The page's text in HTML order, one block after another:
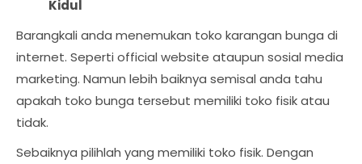
Kidul
Barangkali anda menemukan toko karangan bunga di
internet. Seperti official website ataupun sosial media
marketing. Namun lebih baiknya semisal anda tahu
apakah toko bunga tersebut memiliki toko fisik atau
tidak.
Sebaiknya pilihlah yang memiliki toko fisik. Dengan